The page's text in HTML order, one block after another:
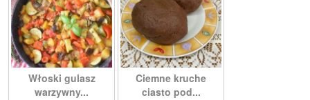
Włoski gulasz
warzywny...
Ciemne kruche
ciasto pod...